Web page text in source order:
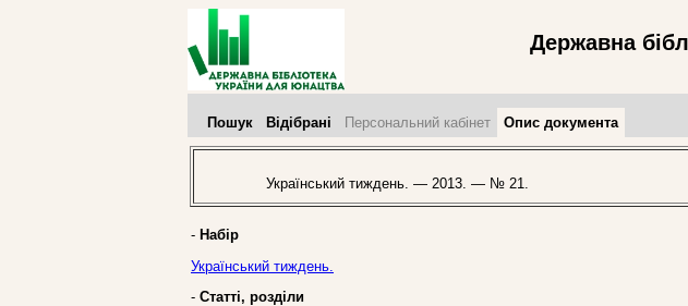
Державна
Пошук Відібрані Персональний кабінет Опис документа
Український тиждень. — 2013. — № 21.
- Набір
Український тиждень.
- Статті, розділи